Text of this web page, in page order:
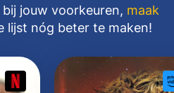
jouw voorkeuren, maak
lijst nóg beter te maken!